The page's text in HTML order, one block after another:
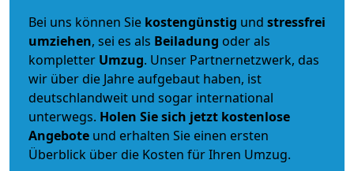
Bei uns können Sie kostengünstig und stressfrei
umziehen, sei es als Beiladung oder als
kompletter Umzug. Unser Partnernetzwerk, das
wir über die Jahre aufgebaut haben, ist
deutschlandweit und sogar international
unterwegs. Holen Sie sich jetzt kostenlose
Angebote und erhalten Sie einen ersten
Überblick über die Kosten für Ihren Umzug.